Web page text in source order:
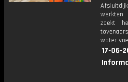
werkten
zoekt
water
17-06-